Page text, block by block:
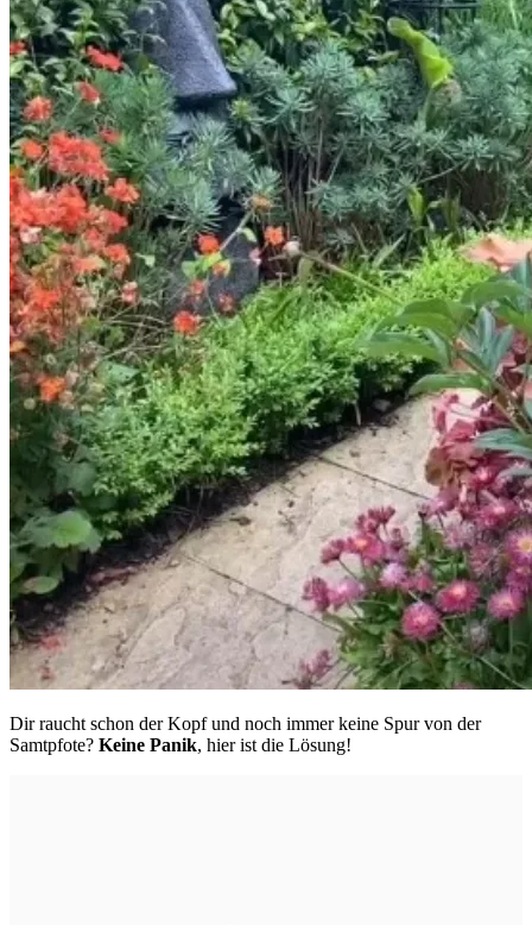
Dir raucht schon der Kopf und noch immer keine Spur von der
Samtpfote? Keine Panik, hier ist die Lösung!